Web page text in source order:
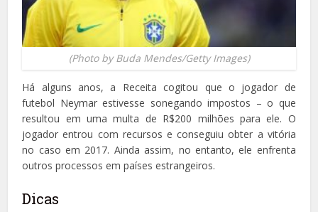
(Photo by Buda Mendes/Getty Images)
Há alguns anos, a Receita cogitou que o jogador de
futebol Neymar estivesse sonegando impostos – o que
resultou em uma multa de R$200 milhões para ele. O
jogador entrou com recursos e conseguiu obter a vitória
no caso em 2017. Ainda assim, no entanto, ele enfrenta
outros processos em países estrangeiros.
Dicas